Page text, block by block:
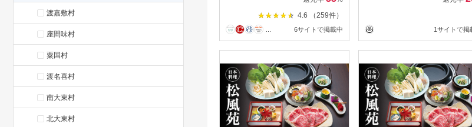
渡嘉敷村
座間味村
粟国村
渡名喜村
南大東村
北大東村
4.6 （259件）
6サイトで掲載中 1サイトで掲